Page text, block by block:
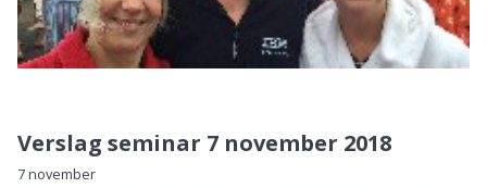
Verslag seminar 7 november 2018
7 november